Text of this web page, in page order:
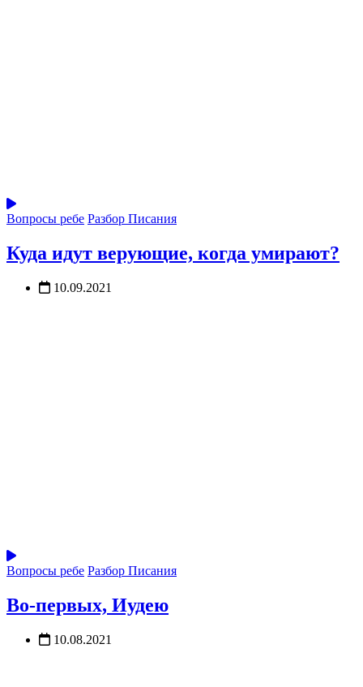
Вопросы ребе Разбор Писания
Куда идут верующие, когда умирают?
10.09.2021
Вопросы ребе Разбор Писания
Во-первых, Иудею
10.08.2021